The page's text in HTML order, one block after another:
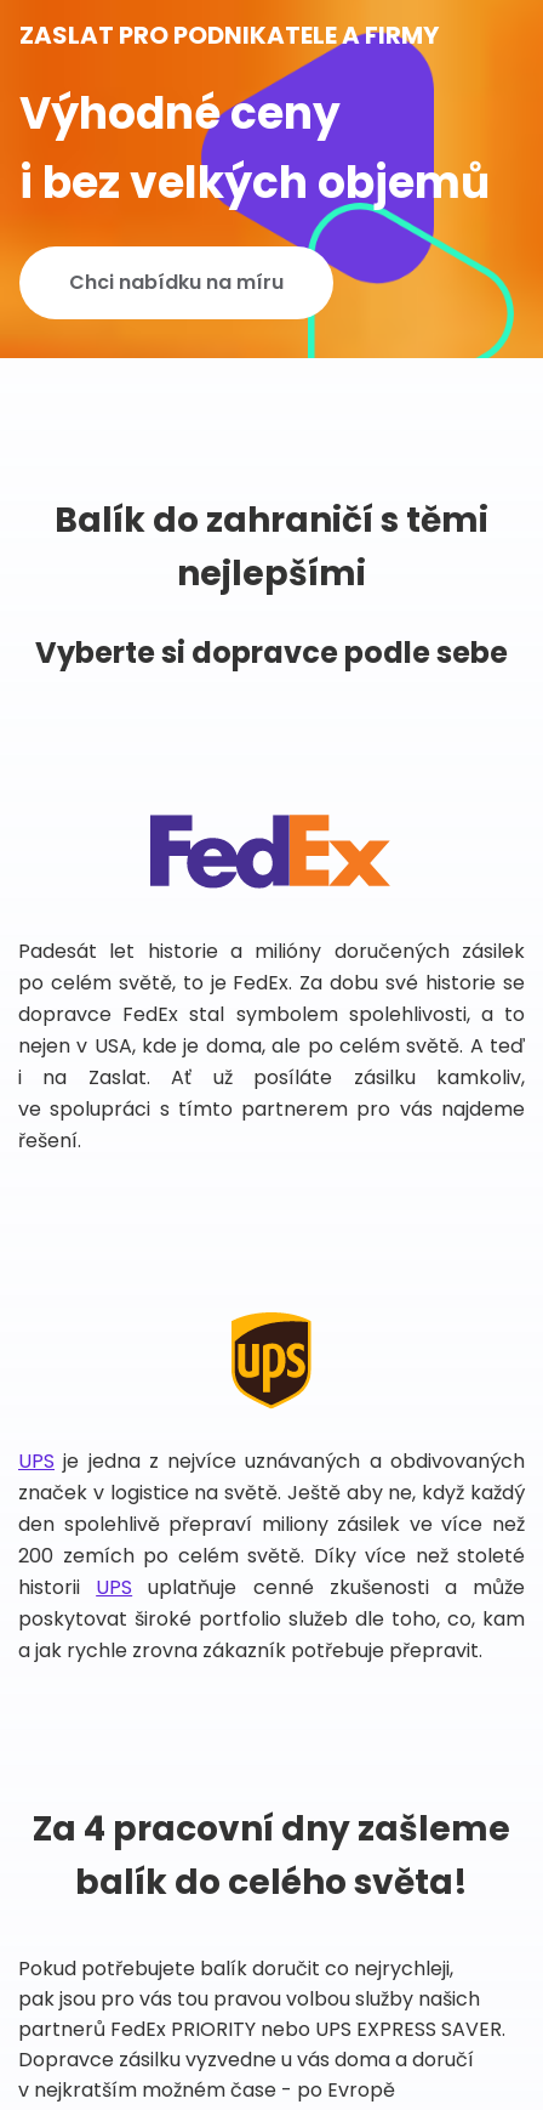
ZASLAT PRO PODNIKATELE A FIRMY
Výhodné ceny
i bez velkých objemů
Chci nabídku na míru
Balík do zahraničí s těmi
nejlepšími
Vyberte si dopravce podle sebe
Padesát let historie a milióny doručených zásilek
po celém světě, to je FedEx. Za dobu své historie se
dopravce FedEx stal symbolem spolehlivosti, a to
nejen v USA, kde je doma, ale po celém světě. A teď
i na Zaslat. Ať už posíláte zásilku kamkoliv,
ve spolupráci s tímto partnerem pro vás najdeme
řešení.
UPS je jedna z nejvíce uznávaných a obdivovaných
značek v logistice na světě. Ještě aby ne, když každý
den spolehlivě přepraví miliony zásilek ve více než
200 zemích po celém světě. Díky více než stoleté
historii UPS uplatňuje cenné zkušenosti a může
poskytovat široké portfolio služeb dle toho, co, kam
a jak rychle zrovna zákazník potřebuje přepravit.
Za 4 pracovní dny zašleme
balík do celého světa!
Pokud potřebujete balík doručit co nejrychleji,
pak jsou pro vás tou pravou volbou služby našich
partnerů FedEx PRIORITY nebo UPS EXPRESS SAVER.
Dopravce zásilku vyzvedne u vás doma a doručí
v nejkratším možném čase - po Evropě